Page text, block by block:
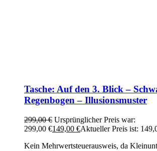
Tasche: Auf den 3. Blick –
Regenbogen – Illusionsmuster
299,00€ Ursprünglicher Preis war:
299,00 €149,00 €Aktueller Preis ist:
Kein Mehrwertsteuerausweis, da